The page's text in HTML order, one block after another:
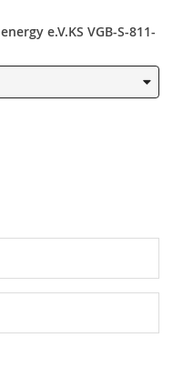
e.V.KS VGB-S-811-